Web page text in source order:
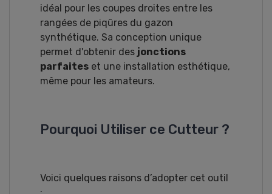
idéal pour les coupes droites entre les
rangées de piqûres du gazon
synthétique. Sa conception unique
permet d'obtenir des jonctions
parfaites et une installation esthétique,
même pour les amateurs.
Pourquoi Utiliser ce Cutteur ?
Voici quelques raisons d’adopter cet outil